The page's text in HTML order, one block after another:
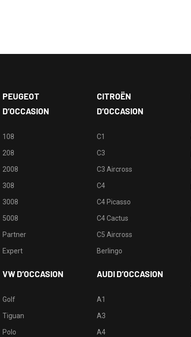
PEUGEOT
D’OCCASION
108
208
2008
308
3008
5008
Partner
Expert
VW D’OCCASION
Golf
Tiguan
Polo
CITROËN
D’OCCASION
C1
C3
C3 Aircross
C4
C4 Picasso
C4 Cactus
C5 Aircross
Berlingo
AUDI D’OCCASION
A1
A3
A4